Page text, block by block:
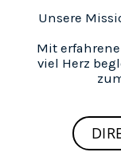
Unsere
Mit
viel Herz